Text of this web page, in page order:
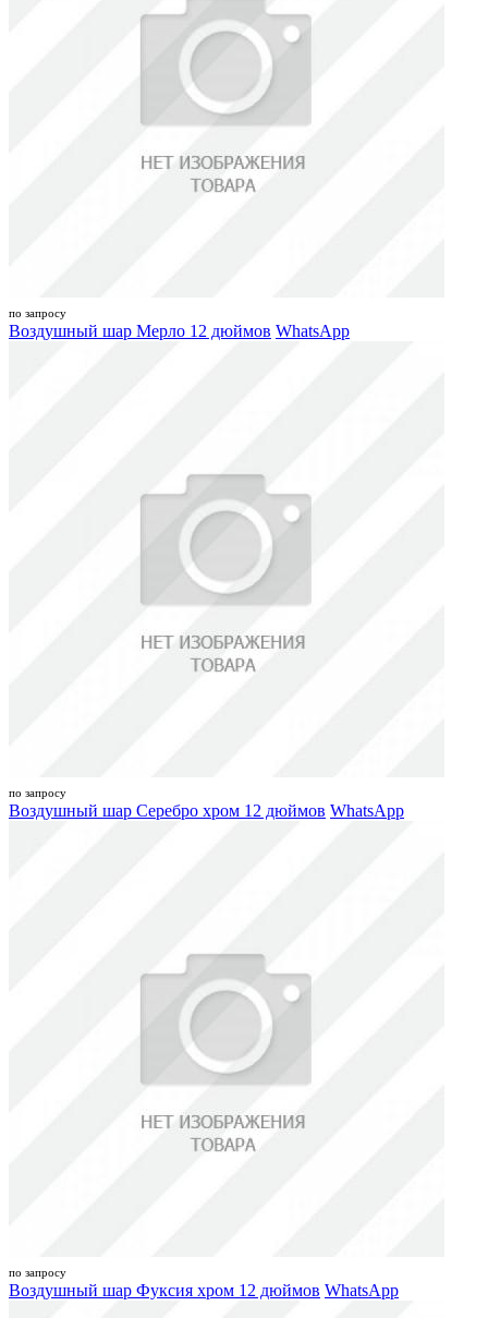
по запросу
Воздушный шар Мерло 12 дюймов WhatsApp
по запросу
Воздушный шар Серебро хром 12 дюймов WhatsApp
по запросу
Воздушный шар Фуксия хром 12 дюймов WhatsApp